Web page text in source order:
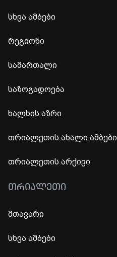
სხვა ამბები
რეგიონი
სამართალი
საზოგადოება
ხალხის აზრი
თრიალეთის ახალი ამბები
თრიალეთის არქივი
ᲗᲠᲘᲐᲚᲔᲗᲘ
მთავარი
სხვა ამბები